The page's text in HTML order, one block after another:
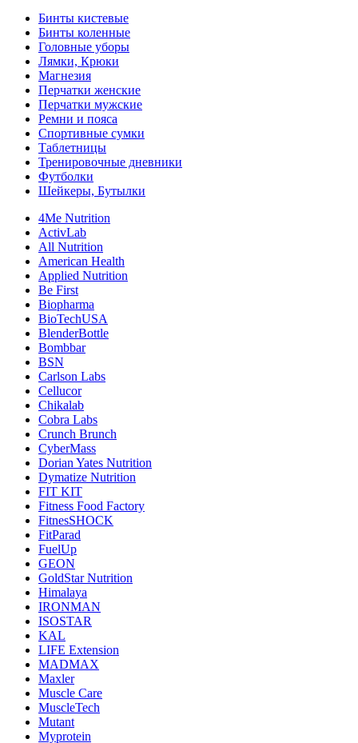
Бинты кистевые
Бинты коленные
Головные уборы
Лямки, Крюки
Магнезия
Перчатки женские
Перчатки мужские
Ремни и пояса
Спортивные сумки
Таблетницы
Тренировочные дневники
Футболки
Шейкеры, Бутылки
4Me Nutrition
ActivLab
All Nutrition
American Health
Applied Nutrition
Be First
Biopharma
BioTechUSA
BlenderBottle
Bombbar
BSN
Carlson Labs
Cellucor
Chikalab
Cobra Labs
Crunch Brunch
CyberMass
Dorian Yates Nutrition
Dymatize Nutrition
FIT KIT
Fitness Food Factory
FitnesSHOCK
FitParad
FuelUp
GEON
GoldStar Nutrition
Himalaya
IRONMAN
ISOSTAR
KAL
LIFE Extension
MADMAX
Maxler
Muscle Care
MuscleTech
Mutant
Myprotein